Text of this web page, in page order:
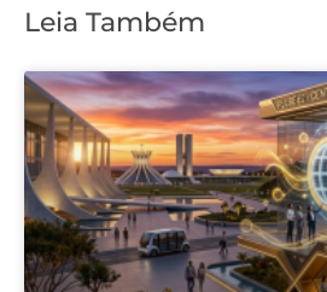
Leia Também